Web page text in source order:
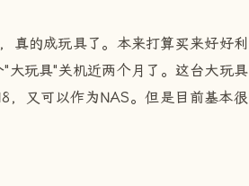
真的成玩具了。本来打算买来好好利
大玩具"关机近两个月了。这台大玩具
，又可以作为NAS。但是目前基本很